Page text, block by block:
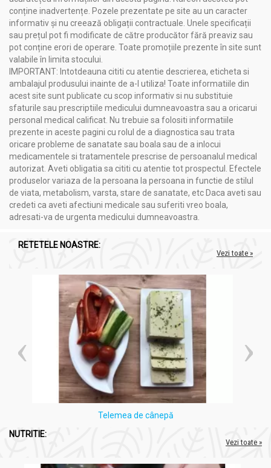
Proprietăți Ingrediente active:
Oleuropeinadin frunzele de măslin este un antioxidant
puternic, prevenind oxidarea colesterolului LDL și
îmbunătățind elasticitatea vasculară.
Acidul cafeicși derivații săi din anghinare susțin
eliminarea sărurilor biliare și îmbunătățesc detoxifierea
hepatică.
Ambele plante au efecte coleretice, hepatoprotectoare
și reduc semnificativ riscul de boli cardiovasculare și
metabolice.
Un supliment complex premium cu efecte antioxidante,
hipocolesterolemiante și de susținere a sănătății
cardiovasculare și hepatice, bazat pe extracte standardizate
din frunze de anghinare și măslin.
DVR Pharm, cu sediul în Brașov, produce suplimente naturiste
și nutritive de înaltă calitate, bazate pe decenii de experiență în
terapia naturală. Echipa noastră dezvoltă rețete inovatoare
produse marine, toate provenind din surse UE atent
Produsele noastre sunt fabricate în linii de producție moderne,
aliniate standardelor europene, fără tratamente chimice,
coloranți, conservanți, arome sau îndulcitori. Toate sunt
Bioresurse Alimentare-IBA, Serviciul Național pentru Plante
DVR Pharm oferă rețete revoluționare și ingrediente premium,
conține inadvertențe. Pozele prezentate pe site au un caracter
informativ și nu creează obligații contractuale. Unele specificații
sau prețul pot fi modificate de către producător fără preaviz sau
pot conține erori de operare. Toate promoțiile prezente în site sunt
valabile în limita stocului.
IMPORTANT: Intotdeauna cititi cu atentie descrierea, eticheta si
ambalajul produsului inainte de a-l utiliza! Toate informatiile din
acest site sunt publicate cu scop informativ si nu substituie
sfaturile sau prescriptiile medicului dumneavoastra sau a oricarui
personal medical calificat. Nu trebuie sa folositi informatiile
prezente in aceste pagini cu rolul de a diagnostica sau trata
oricare probleme de sanatate sau boala sau de a inlocui
medicamentele si tratamentele prescrise de persoanalul medical
autorizat. Aveti obligatia sa cititi cu atentie tot prospectul. Efectele
produselor variaza de la persoana la persoana in functie de stilul
de viata, metabolism, varsta, stare de sanatate, etc Daca aveti sau
credeti ca aveti afectiuni medicale sau suferiti vreo boala,
adresati-va de urgenta medicului dumneavoastra.
RETETELE NOASTRE:
Vezi toate »
Telemea de cânepă
NUTRITIE:
Vezi toate »